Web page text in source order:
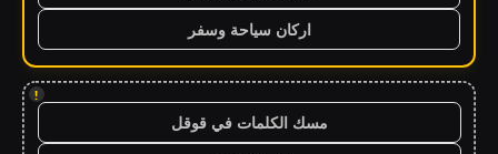
اركان سياحة وسفر
!
مسك الكلمات في قوقل